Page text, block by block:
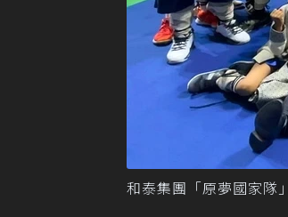
和泰集團「原夢國家隊